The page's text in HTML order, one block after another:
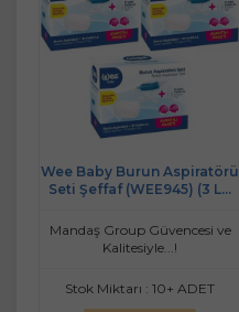
Wee Baby Burun Aspiratörü
Seti Şeffaf (WEE945) (3 Lü
Mandaş Group Güvencesi ve
Kalitesiyle...!
Stok Miktarı : 10+ ADET